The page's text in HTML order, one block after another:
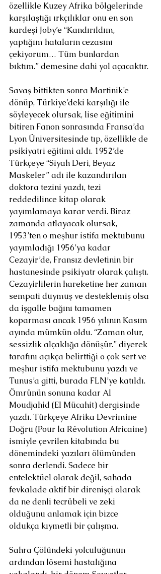
özellikle Kuzey Afrika bölgelerinde
karşılaştığı ırkçılıklar onu en son
kardeşi Joby’e “Kandırıldım,
yaptığım hataların cezasını
çekiyorum… Tüm bunlardan
bıktım.” demesine dahi yol açacaktır.
Savaş bittikten sonra Martinik’e
dönüp, Türkiye’deki karşılığı ile
söyleyecek olursak, lise eğitimini
bitiren Fanon sonrasında Fransa’da
Lyon Üniversitesinde tıp, özellikle de
psikiyatri eğitimi aldı. 1952’de
Türkçeye “Siyah Deri, Beyaz
Maskeler” adı ile kazandırılan
doktora tezini yazdı, tezi
reddedilince kitap olarak
yayımlamaya karar verdi. Biraz
zamanda atlayacak olursak,
1953’ten o meşhur istifa mektubunu
yayımladığı 1956’ya kadar
Cezayir’de, Fransız devletinin bir
hastanesinde psikiyatr olarak çalıştı.
Cezayirlilerin hareketine her zaman
sempati duymuş ve desteklemiş olsa
da işgalle bağını tamamen
koparması ancak 1956 yılının Kasım
ayında mümkün oldu. “Zaman olur,
sessizlik alçaklığa dönüşür.” diyerek
tarafını açıkça belirttiği o çok sert ve
meşhur istifa mektubunu yazdı ve
Tunus’a gitti, burada FLN’ye katıldı.
Ömrünün sonuna kadar Al
Moudjahid (El Mücahit) dergisinde
yazdı. Türkçeye Afrika Devrimine
Doğru (Pour la Révolution Africaine)
ismiyle çevrilen kitabında bu
dönemindeki yazıları ölümünden
sonra derlendi. Sadece bir
entelektüel olarak değil, sahada
fevkalade aktif bir direnişçi olarak
da ne denli tecrübeli ve zeki
olduğunu anlamak için bizce
oldukça kıymetli bir çalışma.
Sahra Çölündeki yolculuğunun
ardından lösemi hastalığına